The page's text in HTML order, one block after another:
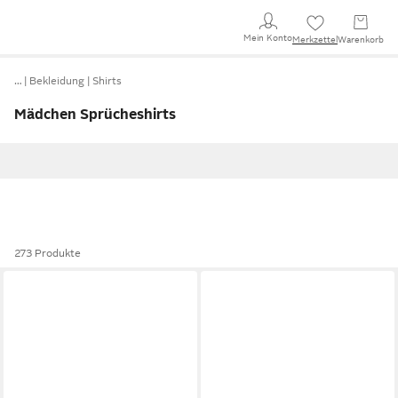
Mein KontoMerkzettel Warenkorb
… Bekleidung Shirts
Mädchen Sprücheshirts
273 Produkte